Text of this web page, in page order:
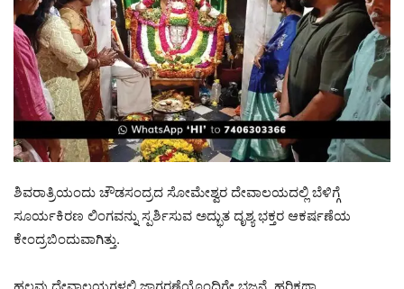
ಶಿವರಾತ್ರಿಯಂದು ಚೌಡಸಂದ್ರದ ಸೋಮೇಶ್ವರ ದೇವಾಲಯದಲ್ಲಿ ಬೆಳಿಗ್ಗೆ
ಸೂರ್ಯಕಿರಣ ಲಿಂಗವನ್ನು ಸ್ಪರ್ಶಿಸುವ ಅದ್ಭುತ ದೃಶ್ಯ ಭಕ್ತರ ಆಕರ್ಷಣೆಯ
ಕೇಂದ್ರಬಿಂದುವಾಗಿತ್ತು.